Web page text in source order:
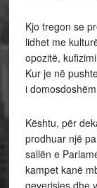
Kjo tregon se
lidhet me
opozitë,
Kur je në
i
Kështu, për
prodhuar një
sallën e
kampet kanë
qeverisjes dhe